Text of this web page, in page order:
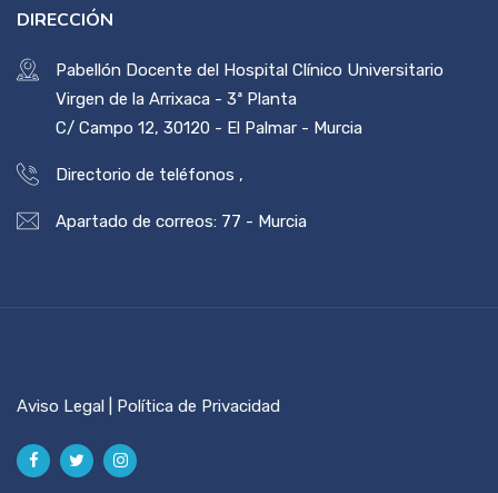
DIRECCIÓN
Pabellón Docente del Hospital Clínico Universitario
Virgen de la Arrixaca - 3ª Planta
C/ Campo 12, 30120 - El Palmar - Murcia
Directorio de teléfonos ,
Apartado de correos: 77 - Murcia
Aviso Legal | Política de Privacidad